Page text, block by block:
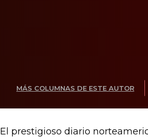
MÁS COLUMNAS DE ESTE AUTOR
El prestigioso diario